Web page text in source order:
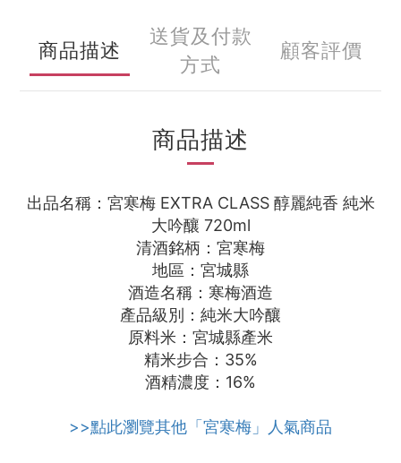
商品描述
送貨及付款
方式
顧客評價
商品描述
出品名稱：宮寒梅 EXTRA CLASS 醇麗純香 純米
大吟釀 720ml
清酒銘柄：宮寒梅
地區：宮城縣
酒造名稱：寒梅酒造
產品級別：純米大吟釀
原料米：宮城縣產米
精米步合：35%
酒精濃度：16%
>>點此瀏覽其他「宮寒梅」人氣商品